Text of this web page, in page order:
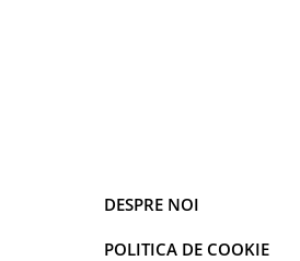
DESPRE NOI
POLITICA DE COOKIE